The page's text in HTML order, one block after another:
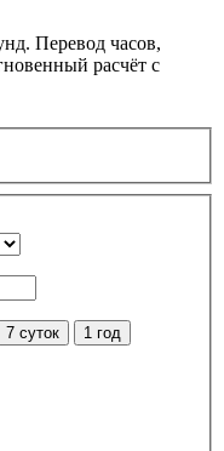
Перевод часов,
расчёт с
7 суток 1 год